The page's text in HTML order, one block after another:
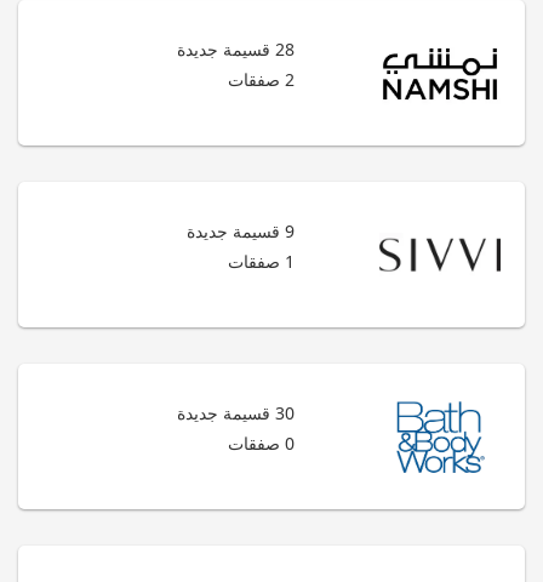
28 قسيمة جديدة
2 صفقات
9 قسيمة جديدة
1 صفقات
30 قسيمة جديدة
0 صفقات